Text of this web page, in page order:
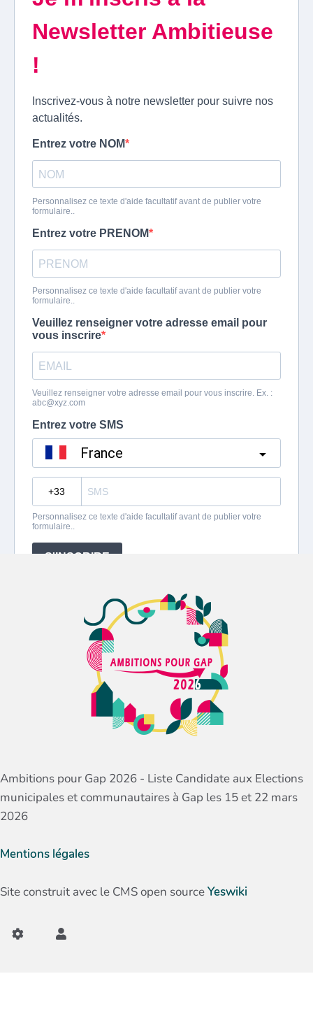
Ambitions pour Gap 2026 - Liste Candidate aux Elections
municipales et communautaires à Gap les 15 et 22 mars
2026
Mentions légales
Site construit avec le CMS open sourceYeswiki